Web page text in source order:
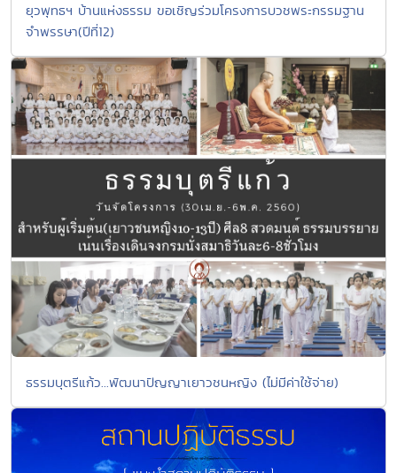
ยุวพุทธฯ บ้านแห่งธรรม ขอเชิญร่วมโครงการบวชพระกรรมฐาน
จำพรรษา(ปีที่12)
ธรรมบุตรีแก้ว...พัฒนาปัญญาเยาวชนหญิง (ไม่มีค่าใช้จ่าย)